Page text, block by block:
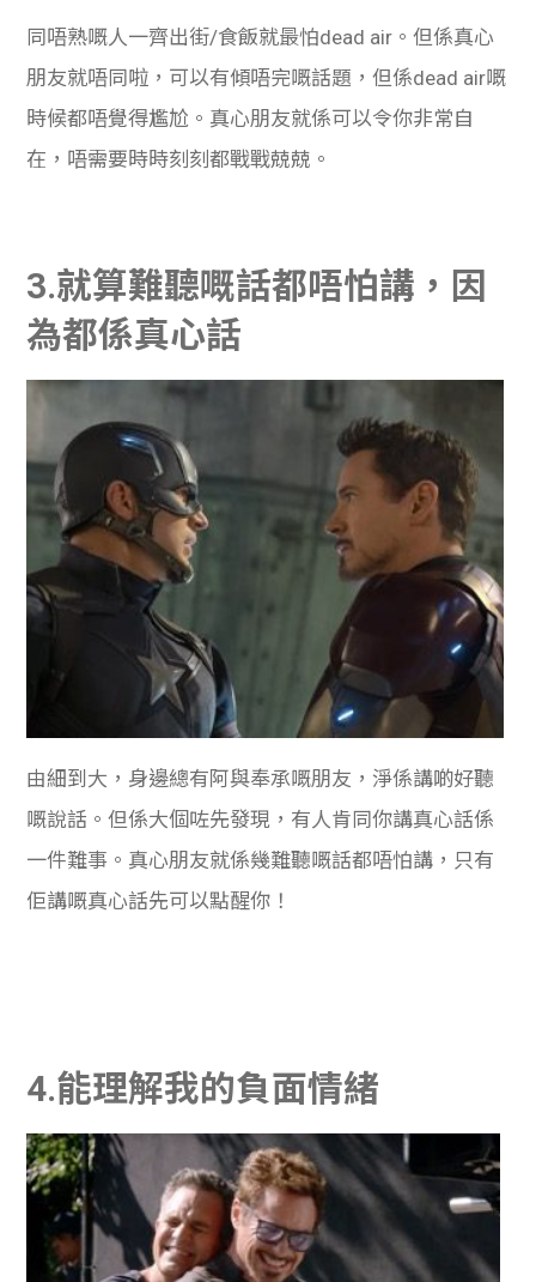
同唔熟嘅人一齊出街/食飯就最怕dead air。但係真心
朋友就唔同啦，可以有傾唔完嘅話題，但係dead air嘅
時候都唔覺得尷尬。真心朋友就係可以令你非常自
在，唔需要時時刻刻都戰戰兢兢。
3.就算難聽嘅話都唔怕講，因
為都係真心話
由細到大，身邊總有阿與奉承嘅朋友，淨係講啲好聽
嘅說話。但係大個咗先發現，有人肯同你講真心話係
一件難事。真心朋友就係幾難聽嘅話都唔怕講，只有
佢講嘅真心話先可以點醒你！
4.能理解我的負面情緒